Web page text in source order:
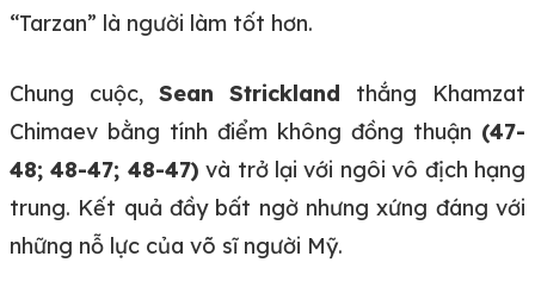
“Tarzan” là người làm tốt hơn.
Chung cuộc, Sean Strickland thắng Khamzat
Chimaev bằng tính điểm không đồng thuận (47-
48; 48-47; 48-47) và trở lại với ngôi vô địch hạng
trung. Kết quả đầy bất ngờ nhưng xứng đáng với
những nỗ lực của võ sĩ người Mỹ.